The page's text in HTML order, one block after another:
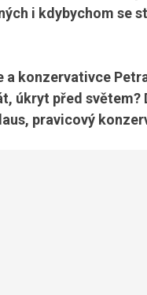
i kdybychom se
konzervativce
úkryt před světem?
pravicový